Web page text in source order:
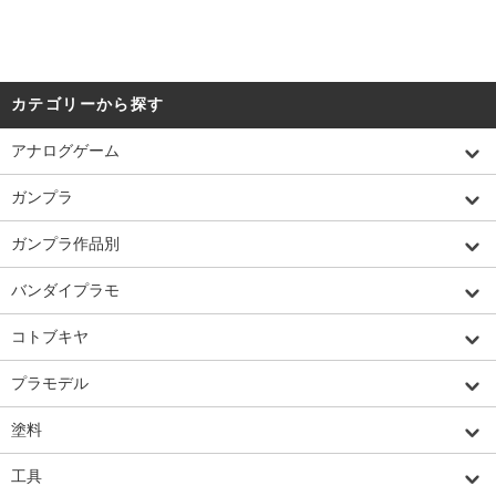
カテゴリーから探す
アナログゲーム
ガンプラ
ガンプラ作品別
バンダイプラモ
コトブキヤ
プラモデル
塗料
工具